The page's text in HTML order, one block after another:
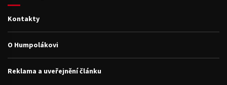
Kontakty
O Humpolákovi
Reklama a uveřejnění článku